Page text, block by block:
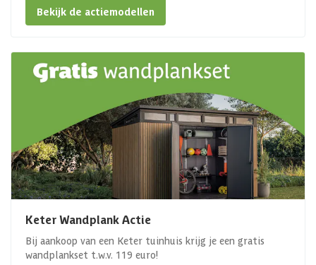
Bekijk de actiemodellen
Keter Wandplank Actie
Bij aankoop van een Keter tuinhuis krijg je een gratis
wandplankset t.w.v. 119 euro!